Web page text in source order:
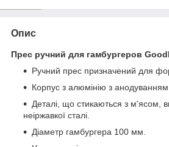
Опис
Прес ручний для гамбургеров
Ручний прес призначений для
Корпус з алюмінію з анодуванням.
Деталі, що стикаються з м'ясом,
неіржавкої сталі.
Діаметр гамбургера 100 мм.